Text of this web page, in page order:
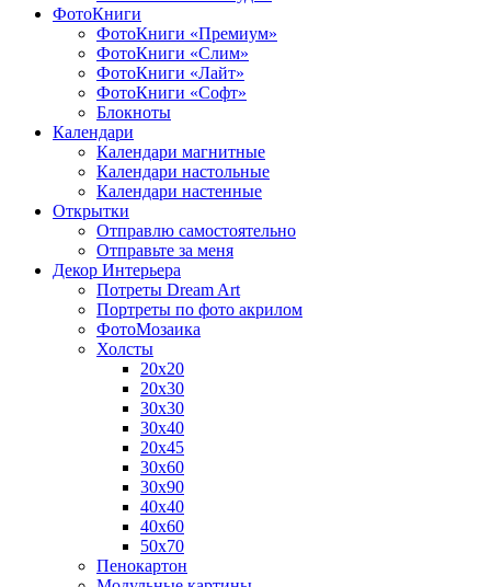
ФотоКниги
ФотоКниги «Премиум»
ФотоКниги «Слим»
ФотоКниги «Лайт»
ФотоКниги «Софт»
Блокноты
Календари
Календари магнитные
Календари настольные
Календари настенные
Открытки
Отправлю самостоятельно
Отправьте за меня
Декор Интерьера
Потреты Dream Art
Портреты по фото акрилом
ФотоМозаика
Холсты
20х20
20х30
30х30
30х40
20х45
30х60
30х90
40х40
40х60
50х70
Пенокартон